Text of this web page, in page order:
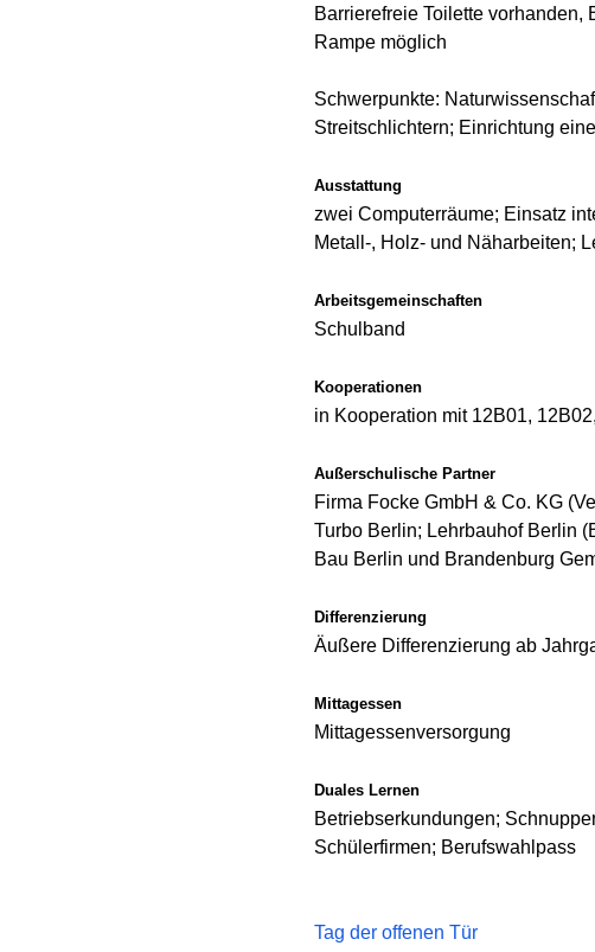
Barrierefreie Toilette
Rampe möglich
Schwerpunkte:
Streitschlichtern; Einrichtung
Ausstattung
zwei Computerräume; Einsatz
Metall-, Holz- und Näharbeiten;
Arbeitsgemeinschaften
Schulband
Kooperationen
in Kooperation mit 12B01,
Außerschulische Partner
Firma Focke GmbH & Co. KG
Turbo Berlin; Lehrbauhof Berlin
Bau Berlin und Brandenburg
Differenzierung
Äußere Differenzierung ab
Mittagessen
Mittagessenversorgung
Duales Lernen
Betriebserkundungen;
Schülerfirmen; Berufswahlpass
Tag der offenen Tür